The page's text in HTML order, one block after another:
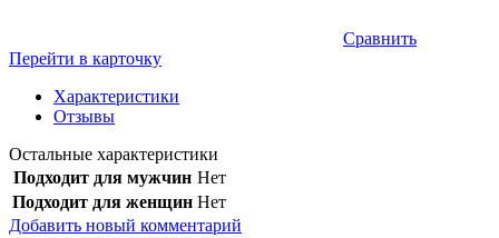
Сравнить
Перейти в карточку
Характеристики
Отзывы
Остальные характеристики
Подходит для мужчин Нет
Подходит для женщин Нет
Добавить новый комментарий